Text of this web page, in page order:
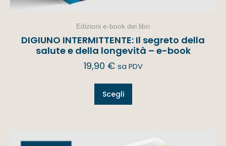
Edizioni e-book dei libri
DIGIUNO INTERMITTENTE: Il segreto della
salute e della longevità – e-book
19,90 € sa PDV
Scegli